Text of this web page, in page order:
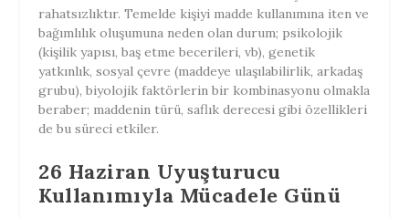
rahatsızlıktır. Temelde kişiyi madde kullanımına iten ve
bağımlılık oluşumuna neden olan durum; psikolojik
(kişilik yapısı, baş etme becerileri, vb), genetik
yatkınlık, sosyal çevre (maddeye ulaşılabilirlik, arkadaş
grubu), biyolojik faktörlerin bir kombinasyonu olmakla
beraber; maddenin türü, saflık derecesi gibi özellikleri
de bu süreci etkiler.
26 Haziran Uyuşturucu
Kullanımıyla Mücadele Günü